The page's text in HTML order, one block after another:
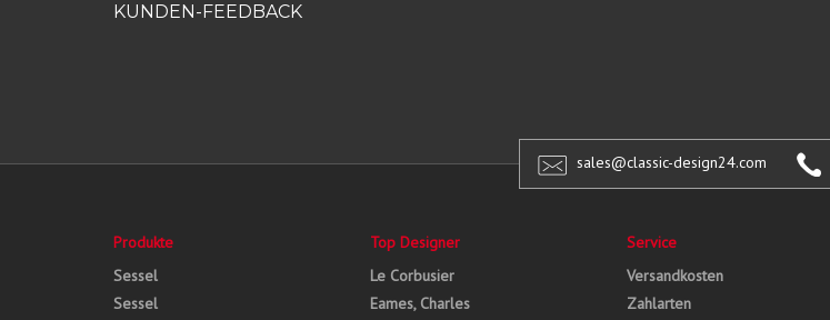
KUNDEN-FEEDBACK
sales@classic-design24.com
Produkte
Sessel
Sessel
Top Designer
Le Corbusier
Eames, Charles
Service
Versandkosten
Zahlarten